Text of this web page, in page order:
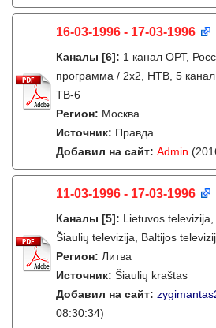
16-03-1996 - 17-03-1996
Каналы [6]: 1 канал ОРТ,
программа / 2x2, НТВ, 5 канал
ТВ-6
Регион: Москва
Источник: Правда
Добавил на сайт: Admin
11-03-1996 - 17-03-1996
Каналы [5]: Lietuvos televizija,
Šiaulių televizija, Baltijos
Регион: Литва
Источник: Šiaulių kraštas
Добавил на сайт:
08:30:34)